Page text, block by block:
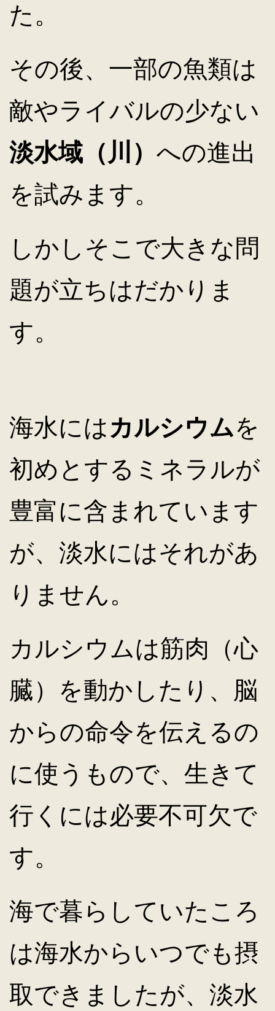
た。
その後、一部の魚類は
敵やライバルの少ない
淡水域（川） への進出
を試みます。
しかしそこで大きな問
題が立ちはだかりま
す。
海水には カルシウムを
初めとするミネラルが
豊富に含まれています
が、淡水にはそれがあ
りません。
カルシウムは筋肉（心
臓）を動かしたり、脳
からの命令を伝えるの
に使うもので、生きて
行くには必要不可欠で
す。
海で暮らしていたころ
は海水からいつでも摂
取できましたが、淡水